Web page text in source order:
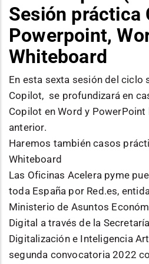
Sesión práctica
Powerpoint,
Whiteboard
En esta sexta sesión del ciclo
Copilot, se profundizará en
Copilot en Word y
anterior.
Haremos también casos
Whiteboard
Las Oficinas Acelera pyme
toda España por Red.es,
Ministerio de Asuntos
Digital a través de la
Digitalización e Inteligencia
segunda convocatoria 2022